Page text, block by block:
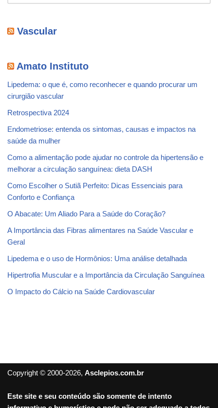
Vascular
Amato Instituto
Lipedema: o que é, como reconhecer e quando procurar um
cirurgião vascular
Retrospectiva 2024
Endometriose: entenda os sintomas, causas e impactos na
saúde da mulher
Como a alimentação pode ajudar no controle da hipertensão e
melhorar a circulação sanguínea: dieta DASH
Como Escolher o Sutiã Perfeito: Dicas Essenciais para
Conforto e Confiança
O Abacate: Um Aliado Para a Saúde do Coração?
A Importância das Fibras alimentares na Saúde Vascular e
Geral
Lipedema e o uso de Hormônios: Uma análise detalhada
Hipertrofia Muscular e a Importância da Circulação Sanguínea
O Impacto do Cálcio na Saúde Cardiovascular
Copyright © 2000-2026, Asclepios.com.br
Este site e seu conteúdo são somente de intento